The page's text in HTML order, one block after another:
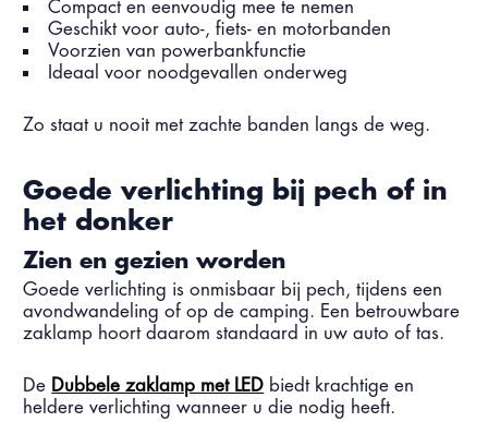
Compact en eenvoudig mee te nemen
Geschikt voor auto-, fiets- en motorbanden
Voorzien van powerbankfunctie
Ideaal voor noodgevallen onderweg
Zo staat u nooit met zachte banden langs de weg.
Goede verlichting bij pech of in
het donker
Zien en gezien worden
Goede verlichting is onmisbaar bij pech, tijdens een
avondwandeling of op de camping. Een betrouwbare
zaklamp hoort daarom standaard in uw auto of tas.
De Dubbele zaklamp met LED biedt krachtige en
heldere verlichting wanneer u die nodig heeft.